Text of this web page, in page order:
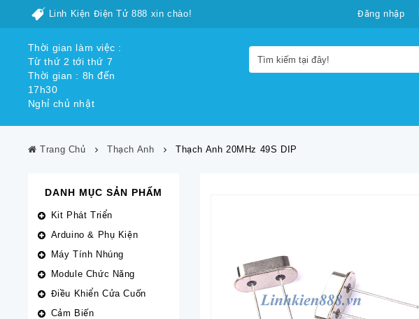
Linh Kiện Điện Tử 888 xin chào! Đăng nhập
Thời gian làm việc :
Từ thứ 2 tới thứ 7
Thời gian : 8h đến
17h30
Nghỉ chủ nhật
Trang Chủ Thạch Anh Thạch Anh 20MHz 49S DIP
DANH MỤC SẢN PHẨM
Kit Phát Triển
Arduino & Phụ Kiện
Máy Tính Nhúng
Module Chức Năng
Điều Khiển Cửa Cuốn
Cảm Biến